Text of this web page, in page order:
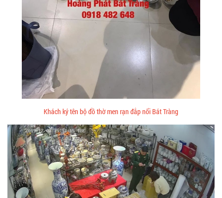
Khách ký tên bộ đồ thờ men rạn đắp nổi Bát Tràng